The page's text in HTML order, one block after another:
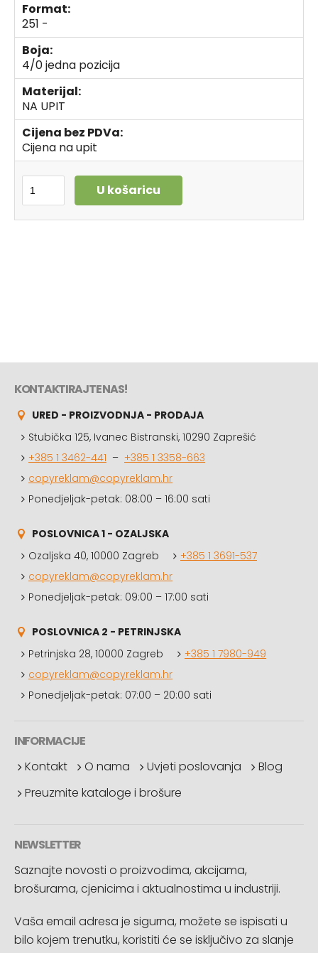
Format:
251 -
Boja:
4/0 jedna pozicija
Materijal:
NA UPIT
Cijena bez PDVa:
Cijena na upit
U košaricu
KONTAKTIRAJTE NAS!
URED - PROIZVODNJA - PRODAJA
Stubička 125, Ivanec Bistranski, 10290 Zaprešić
+385 1 3462-441 – +385 1 3358-663
copyreklam@copyreklam.hr
Ponedjeljak-petak: 08:00 – 16:00 sati
POSLOVNICA 1 - OZALJSKA
Ozaljska 40, 10000 Zagreb
+385 1 3691-537
copyreklam@copyreklam.hr
Ponedjeljak-petak: 09:00 – 17:00 sati
POSLOVNICA 2 - PETRINJSKA
Petrinjska 28, 10000 Zagreb
+385 1 7980-949
copyreklam@copyreklam.hr
Ponedjeljak-petak: 07:00 – 20:00 sati
INFORMACIJE
Kontakt
O nama Uvjeti poslovanja
Blog
Preuzmite kataloge i brošure
NEWSLETTER
Saznajte novosti o proizvodima, akcijama,
brošurama, cjenicima i aktualnostima u industriji.
Vaša email adresa je sigurna, možete se ispisati u
bilo kojem trenutku, koristiti će se isključivo za slanje